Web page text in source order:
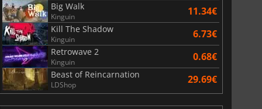
Big Walk
Kinguin 11.34€
Kill The Shadow
Kinguin 6.73€
Retrowave 2
Kinguin 0.68€
Beast of Reincarnation
LDShop 29.69€